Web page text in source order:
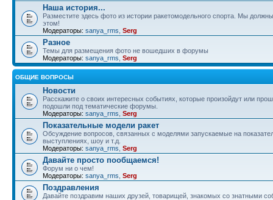
Наша история...
Разместите здесь фото из истории ракетомодельного спорта. Мы
этом!
Модераторы: sanya_rms Serg
Разное
Темы для размещения фото не вошедших в форумы
Модераторы: sanya_rms Serg
ОБЩИЕ ВОПРОСЫ
Новости
Расскажите о своих интересных событиях, которые произойдут или
подошли под тематические форумы.
Модераторы: sanya_rms Serg
Показательные модели ракет
Обсуждение вопросов, связанных с моделями запускаемые на
выступлениях, шоу и т.д.
Модераторы: sanya_rms Serg
Давайте просто пообщаемся!
Форум ни о чем!
Модераторы: sanya_rms Serg
Поздравления
Давайте поздравим наших друзей, товарищей, знакомых со знатными